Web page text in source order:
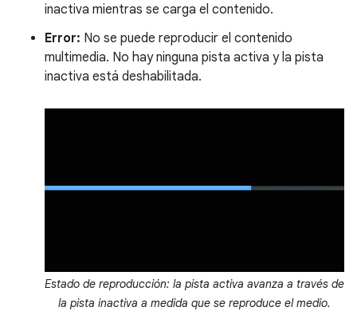
inactiva mientras se carga el contenido.
Error: No se puede reproducir el contenido
multimedia. No hay ninguna pista activa y la pista
inactiva está deshabilitada.
Estado de reproducción: la pista activa avanza a través de
la pista inactiva a medida que se reproduce el medio.